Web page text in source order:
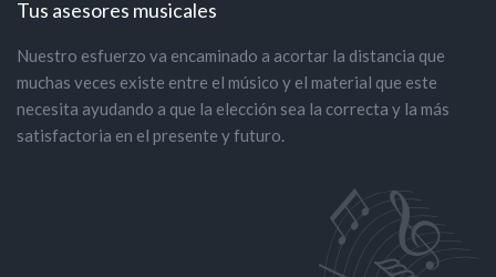
Tus asesores musicales
Nuestro esfuerzo va encaminado a acortar la distancia que
muchas veces existe entre el músico y el material que este
necesita ayudando a que la elección sea la correcta y la más
satisfactoria en el presente y futuro.